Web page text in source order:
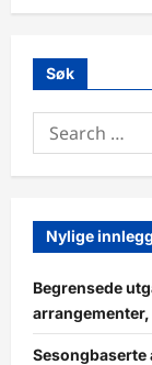
Søk
Search
for:
Nylige innlegg
Begrensede